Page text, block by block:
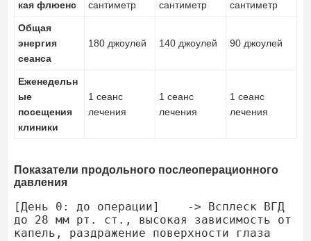
кая флюенс
сантиметр
сантиметр
сантиметр
Общая
энергия
сеанса
180 джоулей 140 джоулей 90 джоулей
Еженедельн
ые
посещения
клиники
1 сеанс
лечения
1 сеанс
лечения
1 сеанс
лечения
Показатели продольного послеоперационного
давления
[День 0: до операции]    -> Всплеск ВГД
до 28 мм рт. ст., высокая зависимость от
капель, раздражение поверхности глаза